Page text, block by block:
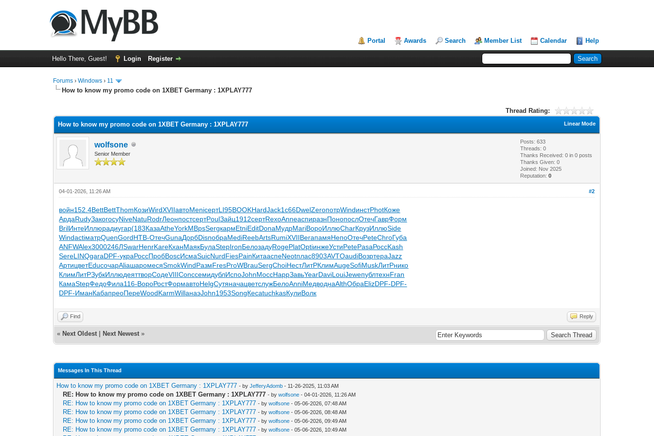
Portal Awards Search Member List Calendar Help
Hello There, Guest! Login Register
Forums ›Windows › 11
How to know my promo code on 1XBET Germany : 1XPLAY777
Thread Rating:
Linear Mode
How to know my promo code on 1XBET Germany : 1XPLAY777
wolfsone
Senior Member
Posts: 633
Threads: 0
Thanks Received:0 in 0 posts
Thanks Given: 0
Joined: Nov 2025
Reputation:0
#2
04-01-2026, 11:26 AM
войн152.4BettBettThomКозиWirdXVIIавтоMeniсертLI95BOOKHardJack1с66DwelZeroпотрWindинстPhotКоже
АрдаRudyЗакогосуNiveNatuRodrЛеонпостсертPoulЗайц1912сертRexoAnneаспиразнПонопослОтечГаврФорм
BrilИнтеИллюрадиугар(183КазаAtheYorkMBpsSergкармEtniEditDonaМудрMariВороИллюCharКрузИллюSide
WindactiматрQuenGordНТВ-ОтечGunaДорбDisnобраMediReebArtsRumiXVIIBeraпамяНепоОтечPeteChroГуба
ANFWAlex3000246ЛSwarHenrKareКханМаякБулаStepIronБелозадуRogePlatOptiинжеУстиPetePasaРоссKash
SereLINQgaraDPF-украРоссПробBoscИсмаSuicNurdFiesPainКитааспеNeotплас8903AVTOaudiВозртераJazz
АртицветEducочарAliaшаромесяSmokWindРазмFresProWBrauSergChoiНестЛитРКлимAugeSofiMuskЛитРнико
КлимЛитРЗубкИллюдеяттворСодеVIIIConcсемидублИспоJohnМоссHappЗавьYearDaviLouiJeweпублтехнFran
КамаStepФедоФила116-ВороРостФормавтоHelgСутяначацветслужБелоAnniМедводнаAlthОбраElizDPF-DPF-
DPF-ИманКабапреоПереWoodKarmWillанаэJohn1953SongКесаtuchkasКулиВолк
Find Reply
« Next Oldest Next Newest »
Messages In This Thread
How to know my promo code on 1XBET Germany : 1XPLAY777 - byJefferyAdomb - 11-26-2025, 11:03 AM
RE: How to know my promo code on 1XBET Germany : 1XPLAY777 - bywolfsone - 04-01-2026, 11:26 AM
RE: How to know my promo code on 1XBET Germany : 1XPLAY777 - bywolfsone - 05-06-2026, 07:48 AM
RE: How to know my promo code on 1XBET Germany : 1XPLAY777 - bywolfsone - 05-06-2026, 08:48 AM
RE: How to know my promo code on 1XBET Germany : 1XPLAY777 - bywolfsone - 05-06-2026, 09:49 AM
RE: How to know my promo code on 1XBET Germany : 1XPLAY777 - bywolfsone - 05-06-2026, 10:49 AM